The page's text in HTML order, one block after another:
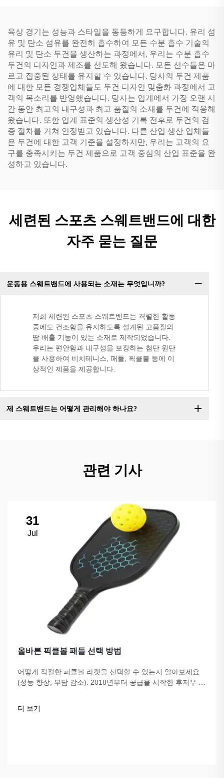
육상 경기는 성능과 스타일을 동등하게 요구합니다. 유리 섬
유 및 탄소 섬유를 완전히 흡수하여 모든 수분 흡수 기술의
유리 및 탄소 두건을 생산하는 과정에서, 우리는 수분 흡수
두건의 디자인과 제조를 선도해 왔습니다. 모든 선수들은 마
르고 집중된 상태를 유지할 수 있습니다. 당사의 두건 제품
에 대한 모든 경쟁업체들도 두건 디자인 맞춤화 과정에서 고
객의 목소리를 반영했습니다. 당사는 업계에서 가장 오랜 시
간 동안 최고의 내구성과 최고 품질의 소재를 두건에 적용해
왔습니다. 또한 업계 표준의 생산성 기록 전후로 두건의 검
증 절차를 거쳐 인정받고 있습니다. 다른 산업 생산 업체들
은 두건에 대한 고객 기준을 설정하지만, 우리는 고객의 요
구를 충족시키는 두건 제품으로 고객 중심의 산업 표준을 완
성하고 있습니다.
세련된 스포츠 스웨트밴드에 대한
자주 묻는 질문
운동용 스웨트밴드에 사용되는 소재는 무엇입니까?
저희 세련된 스포츠 스웨트밴드는 격렬한 활동
중에도 건조함을 유지하도록 설계된 고품질의
땀 배출 기능이 있는 소재로 제작되었습니다.
우리는 편안함과 내구성을 보장하는 첨단 원단
을 사용하여 비치테니스, 패들, 픽클볼 등에 이
상적인 제품을 제공합니다.
제 스웨트밴드는 어떻게 관리해야 하나요?
관련 기사
31
Jul
올바른 픽클볼 패들 선택 방법
어떻게 적절한 피클볼 라켓을 선택할 수 있는지 알아보세요
(성능 향상, 부담 감소). 2018년부터 공급을 시작한 후저우 딩
더 보기